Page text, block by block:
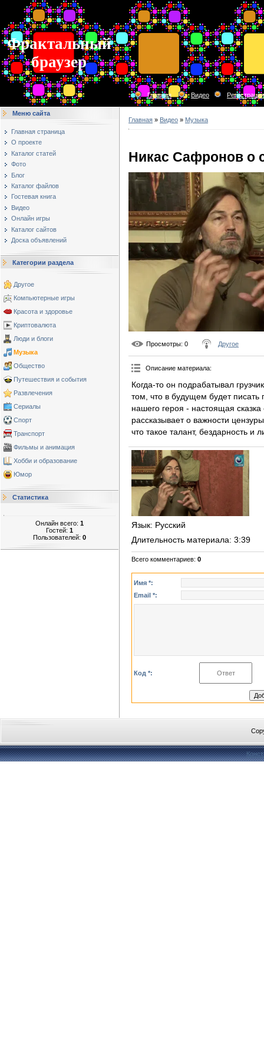
Фрактальный
браузер
Главная Видео Регистрация
Меню сайта
Главная страница
О проекте
Каталог статей
Фото
Блог
Каталог файлов
Гостевая книга
Видео
Онлайн игры
Каталог сайтов
Доска объявлений
Категории раздела
Другое
Компьютерные игры
Красота и здоровье
Криптовалюта
Люди и блоги
Музыка
Общество
Путешествия и события
Развлечения
Сериалы
Спорт
Транспорт
Фильмы и анимация
Хобби и образование
Юмор
Статистика
Онлайн всего: 1
Гостей: 1
Пользователей: 0
Главная » Видео » Музыка
Никас Сафронов о
Просмотры: 0 Другое
Описание материала:
Когда-то он подрабатывал
том, что в будущем будет писать
нашего героя - настоящая
рассказывает о важности
что такое талант, бездарность и
Язык: Русский
Длительность материала: 3:39
Всего комментариев: 0
Имя *:
Email *:
Код *: